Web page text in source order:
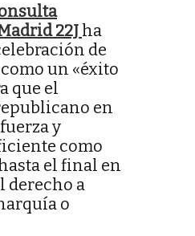
22J ha
de
un «éxito
que el
en
y
como
el final en
derecho a
o